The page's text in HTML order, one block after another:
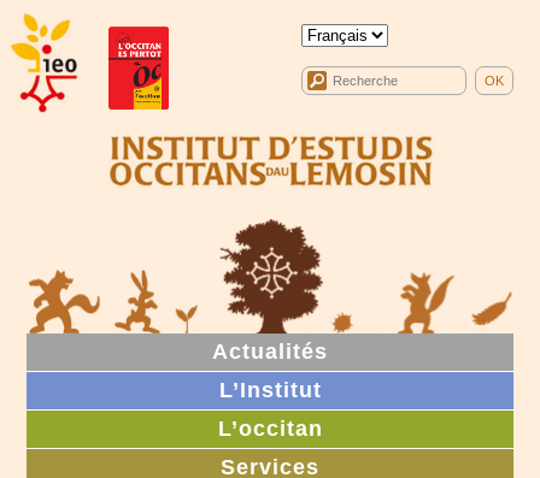
Actualités
L’Institut
L’occitan
Services